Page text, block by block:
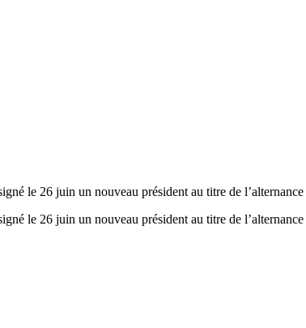
le 26 juin un nouveau président au titre de l’alternance
le 26 juin un nouveau président au titre de l’alternance